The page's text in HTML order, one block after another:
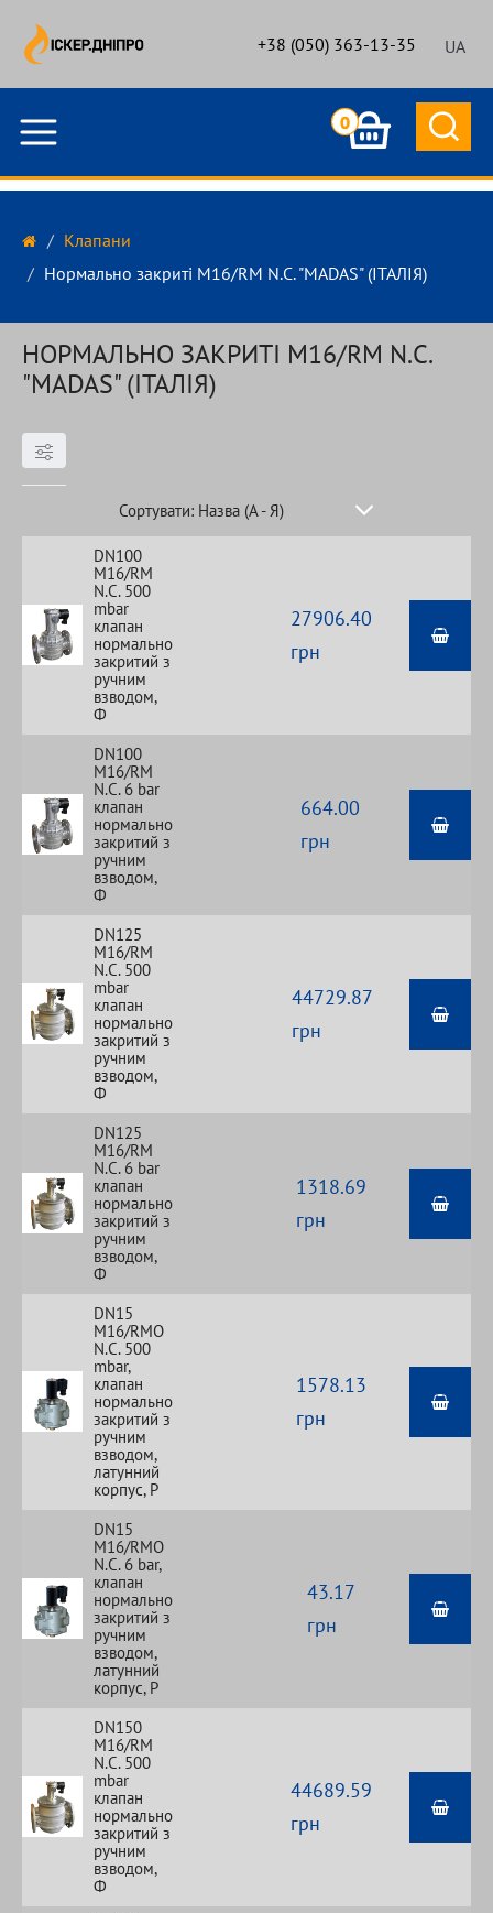
+38 (050) 363-13-35 UA
0
Клапани
Нормально закриті M16/RM N.C. "MADAS" (ІТАЛІЯ)
НОРМАЛЬНО ЗАКРИТІ M16/RM N.C.
"MADAS" (ІТАЛІЯ)
Сортувати: Назва (А - Я)
За замовчуванням
Назва (А - Я)
Ціна (низька > висока)
Ціна (висока > низька)
Рейтинг (починаючи з
Рейтинг (починаючи з
низького)
Модель (А - Я)
Модель (Я - А)
DN100
M16/RM
N.С. 500
mbar
клапан
нормально
закритий з
ручним
взводом,
Ф
27906.40
грн
DN100
M16/RM
N.С. 6 bar
клапан
нормально
закритий з
ручним
взводом,
Ф
664.00
грн
DN125
M16/RM
N.С. 500
mbar
клапан
нормально
закритий з
ручним
взводом,
Ф
44729.87
грн
DN125
M16/RM
N.С. 6 bar
клапан
нормально
закритий з
ручним
взводом,
Ф
1318.69
грн
DN15
M16/RMO
N.С. 500
mbar,
клапан
нормально
закритий з
ручним
взводом,
латунний
корпус, Р
1578.13
грн
DN15
M16/RMO
N.С. 6 bar,
клапан
нормально
закритий з
ручним
взводом,
латунний
корпус, Р
43.17
грн
DN150
M16/RM
N.С. 500
mbar
клапан
нормально
закритий з
ручним
взводом,
Ф
44689.59
грн